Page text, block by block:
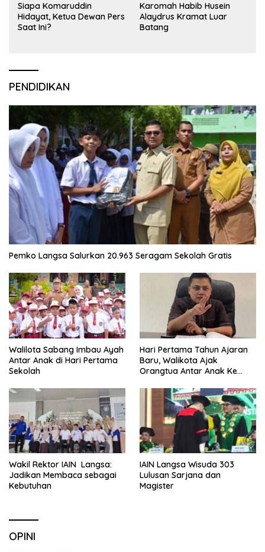
Siapa Komaruddin
Hidayat, Ketua Dewan Pers
Saat Ini?
Karomah Habib Husein
Alaydrus Kramat Luar
Batang
PENDIDIKAN
Pemko Langsa Salurkan 20.963 Seragam Sekolah Gratis
Walilota Sabang Imbau Ayah
Antar Anak di Hari Pertama
Sekolah
Hari Pertama Tahun Ajaran
Baru, Walikota Ajak
Orangtua Antar Anak Ke
Wakil Rektor IAIN Langsa:
Jadikan Membaca sebagai
Kebutuhan
IAIN Langsa Wisuda 303
Lulusan Sarjana dan
Magister
OPINI